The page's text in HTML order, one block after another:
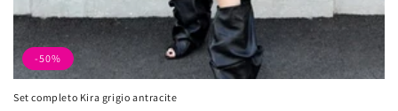
-50%
Set completo Kira grigio antracite